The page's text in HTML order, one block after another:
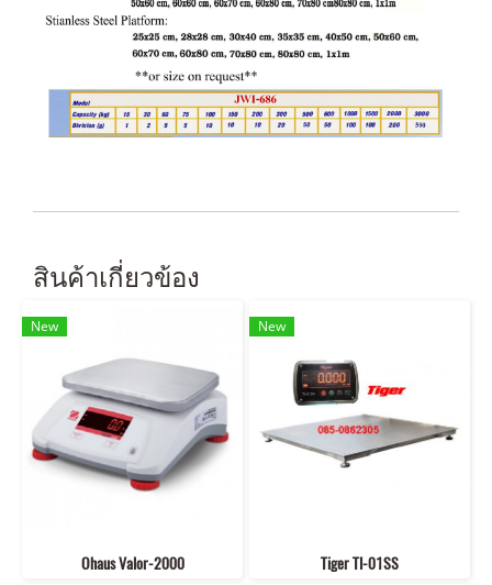
สินค้าเกี่ยวข้อง
New
Ohaus Valor-2000
New
Tiger TI-01SS